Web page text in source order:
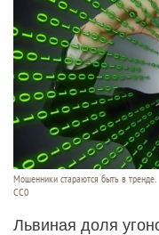
Мошенники стараются быть в тренде.
CC0
Львиная доля